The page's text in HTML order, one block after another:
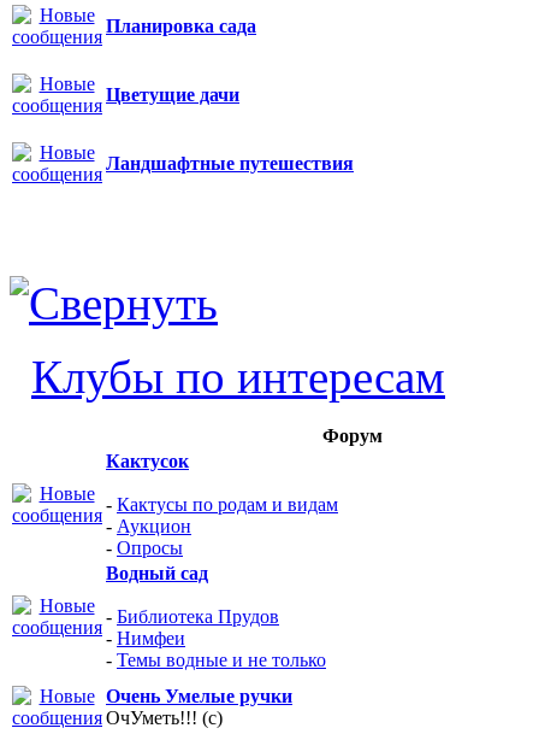
Планировка сада
Цветущие дачи
Ландшафтные путешествия
Клубы по интересам
Форум
Кактусок
- Кактусы по родам и видам
- Аукцион
- Опросы
Водный сад
- Библиотека Прудов
- Нимфеи
- Темы водные и не только
Очень Умелые ручки
ОчУметь!!! (с)